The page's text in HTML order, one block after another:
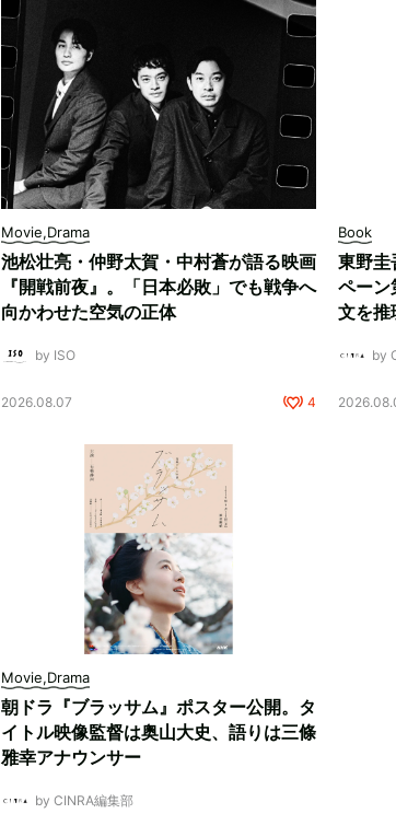
Movie,Drama
池松壮亮・仲野太賀・中村蒼が語る映画
『開戦前夜』。「日本必敗」でも戦争へ
向かわせた空気の正体
by ISO
2026.08.07 4
Book
東野圭
ペーン
文を推
by
Movie,Drama
朝ドラ『ブラッサム』ポスター公開。タ
イトル映像監督は奥山大史、語りは三條
雅幸アナウンサー
by CINRA編集部